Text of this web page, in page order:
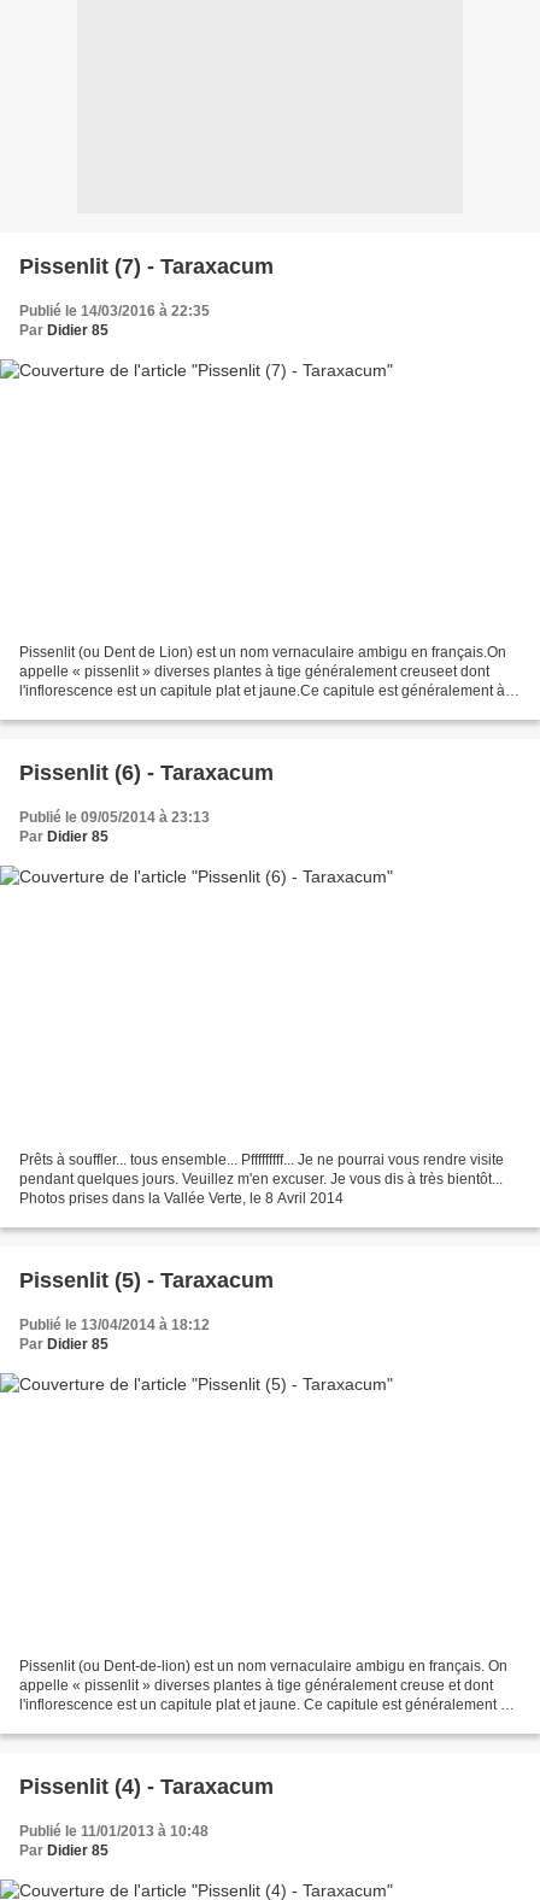
Pissenlit (7) - Taraxacum
Publié le 14/03/2016 à 22:35
Par Didier 85
Pissenlit (ou Dent de Lion) est un nom vernaculaire ambigu en français.On
appelle « pissenlit » diverses plantes à tige généralement creuseet dont
l'inflorescence est un capitule plat et jaune.Ce capitule est généralement à
Pissenlit (6) - Taraxacum
Publié le 09/05/2014 à 23:13
Par Didier 85
Prêts à souffler... tous ensemble... Pfffffffff... Je ne pourrai vous rendre visite
pendant quelques jours. Veuillez m'en excuser. Je vous dis à très bientôt...
Photos prises dans la Vallée Verte, le 8 Avril 2014
Pissenlit (5) - Taraxacum
Publié le 13/04/2014 à 18:12
Par Didier 85
Pissenlit (ou Dent-de-lion) est un nom vernaculaire ambigu en français. On
appelle « pissenlit » diverses plantes à tige généralement creuse et dont
l'inflorescence est un capitule plat et jaune. Ce capitule est généralement à
Pissenlit (4) - Taraxacum
Publié le 11/01/2013 à 10:48
Par Didier 85